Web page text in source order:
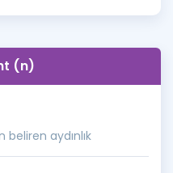
(n)
beliren aydınlık